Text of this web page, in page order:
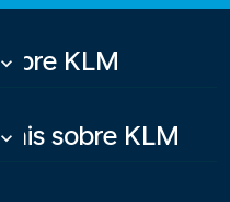
Sobre KLM
keyboard_arrow_down
Mais sobre KLM
keyboard_arrow_down